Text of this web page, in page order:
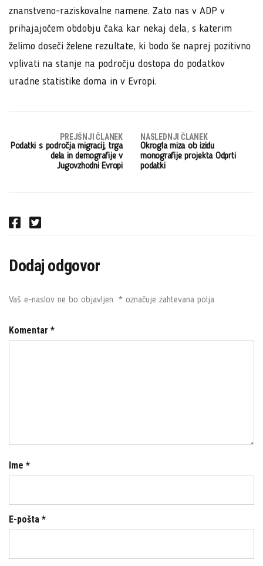
znanstveno-raziskovalne namene. Zato nas v ADP v
prihajajočem obdobju čaka kar nekaj dela, s katerim
želimo doseči želene rezultate, ki bodo še naprej pozitivno
vplivati na stanje na področju dostopa do podatkov
uradne statistike doma in v Evropi.
PREJŠNJI ČLANEK
Podatki s področja migracij, trga
dela in demografije v
Jugovzhodni Evropi
NASLEDNJI ČLANEK
Okrogla miza ob izidu
monografije projekta Odprti
podatki
F
e
o
T
t
Dodaj odgovor
Vaš e-naslov ne bo objavljen. * označuje zahtevana polja
Komentar *
Ime *
E-pošta *